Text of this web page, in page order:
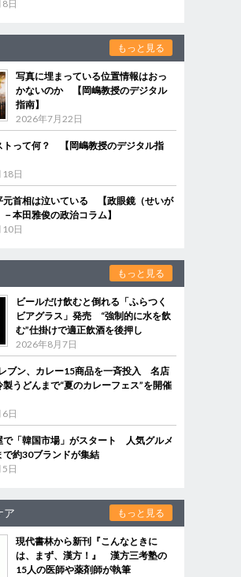
日
もっと見る
写真に埋まっている位置情報はおっ
かないのか 【岡嶋教授のデジタル
指南】
2026年7月22日
トって何？ 【岡嶋教授のデジタル指
日
元首相は泣いている 【政眼鏡（せいが
本田雅俊の政治コラム】
日
もっと見る
ビールだけ飲むと倒れる「ふらつく
ビアグラス」発売 “強制的に水を飲
む”仕掛けで適正飲酒を後押し
2026年8月7日
ブン、カレー15商品を一斉投入 名店
製うどんまで“夏のカレーフェス”を開催
日
で「韓国市場」がスタート 人気グルメ
で約30ブランドが集結
日
ア もっと見る
現代書林から新刊『こんなときに
は、まず、漢方！』 漢方三考塾の
15人の医師や薬剤師が執筆